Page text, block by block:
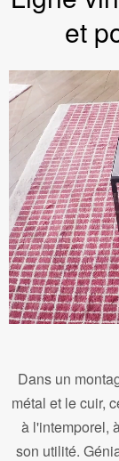
et
Dans un
métal et le cuir,
à l'intemporel,
son utilité.